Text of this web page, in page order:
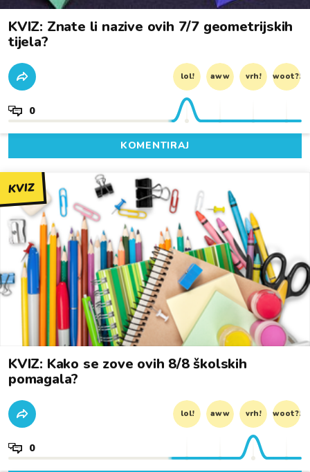
KVIZ: Znate li nazive ovih 7/7 geometrijskih
tijela?
lol! aww vrh! woot?!
0
KOMENTIRAJ
KVIZ
KVIZ: Kako se zove ovih 8/8 školskih
pomagala?
lol! aww vrh! woot?!
0